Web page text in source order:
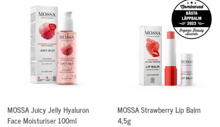
MOSSA Juicy Jelly Hyaluron
Face Moisturiser 100ml
MOSSA Strawberry Lip Balm
4,5g